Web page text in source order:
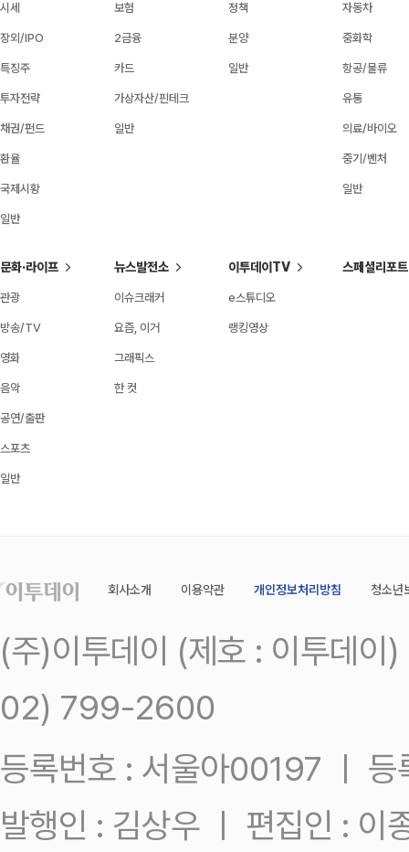
시세
장외/IPO
특징주
투자전략
채권/펀드
환율
국제시황
일반
보험
2금융
카드
가상자산/핀테크
일반
정책
분양
일반
자동차
중화학
항공/물류
유통
의료/바이오
중기/벤처
일반
문화·라이프
관광
방송/TV
영화
음악
공연/출판
스포츠
일반
뉴스발전소
이슈크래커
요즘, 이거
그래픽스
한 컷
이투데이TV
e스튜디오
랭킹영상
스페셜리포트
회사소개 이용약관 개인정보처리방침 청소년
(주)이투데이 (제호 : 이투데
02) 799-2600
등록번호 : 서울아00197 ㅣ
발행인 : 김상우 ㅣ 편집인 : 이